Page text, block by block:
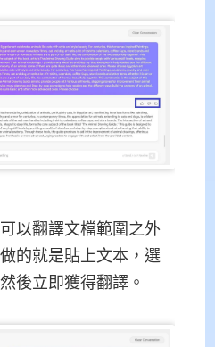
以翻譯文檔範圍之外
的就是貼上文本，選
後立即獲得翻譯。